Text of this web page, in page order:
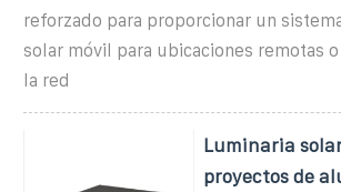
reforzado para proporcionar un
solar móvil para ubicaciones remotas
la red
Luminaria
proyectos de